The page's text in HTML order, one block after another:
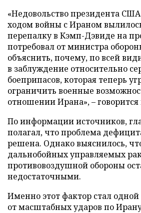
«Недовольство президента
ходом войны с Ираном
перепалку в Кэмп-Дэвиде на
потребовал от министра
объяснить, почему, по всей
в заблуждение относительно
боеприпасов, которая теперь
ограничить военные
отношении Ирана», –
По информации источников,
полагал, что проблема
решена. Однако выяснилось,
дальнобойных управляемых
противовоздушной обороны
недостаточными.
Именно этот фактор стал
от масштабных ударов по